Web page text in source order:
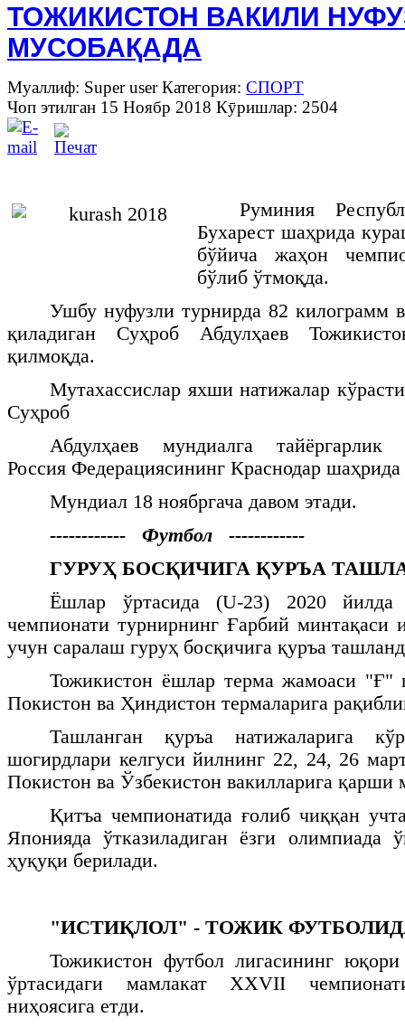
ТОЖИКИСТОН ВАКИЛИ
МУСОБАҚАДА
Муаллиф: Super userКатегория: СПОРТ
Чоп этилган 15 Ноябр 2018 Кӯришлар: 2504
Руминия
Бухарест шаҳрида
бўйича
жаҳон
бўлиб ўтмоқда.
Ушбу нуфузли турнирда 82 килограмм
қиладиган Суҳроб Абдулҳаев
қилмоқда.
Мутахассислар яхши натижалар
Суҳроб
Абдулҳаев мундиалга тайёргарлик
Россия Федерациясининг Краснодар шаҳрида
Мундиал 18 ноябргача давом этади.
------------ Футбол ------------
ГУРУҲ БОСҚИЧИГА ҚУРЪА
Ёшлар ўртасида (U-23) 2020 йилда
чемпионати турнирнинг Ғарбий минтақаси
учун саралаш гуруҳ босқичига қуръа
Тожикистон ёшлар терма жамоаси "Ғ"
Покистон ва Ҳиндистон термаларига
Ташланган қуръа натижаларига
шогирдлари келгуси йилнинг 22, 24, 26
Покистон ва Ўзбекистон вакилларига
Қитъа чемпионатида ғолиб чиққан
Японияда ўтказиладиган ёзги олимпиада
ҳуқуқи берилади.
"ИСТИҚЛОЛ" - ТОЖИК
Тожикистон футбол лигасининг
ўртасидаги мамлакатXXVII
ниҳоясига етди.